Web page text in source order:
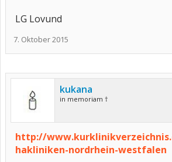
LG Lovund
7. Oktober 2015
kukana
in memoriam †
http://
hakliniken-nordrhein-westfalen